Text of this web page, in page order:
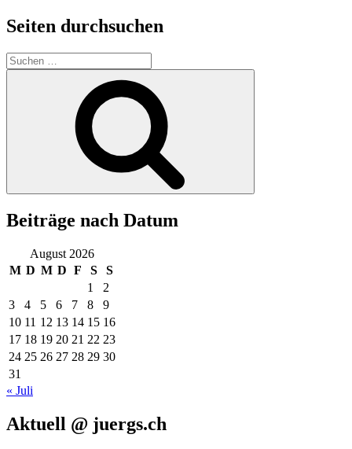
Seiten durchsuchen
Suchen
nach:
Beiträge nach Datum
August 2026
M D M D F S
S
1
2
3
4 5 6 7 8
9
10 11 12 13 14 15 16
17 18 19 20 21 22 23
24 25 26 27 28 29 30
31
« Juli
Aktuell @ juergs.ch